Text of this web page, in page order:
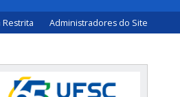
Restrita Administradores do Site